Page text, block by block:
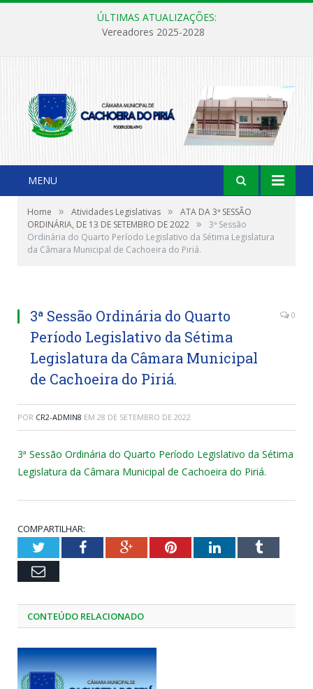
ÚLTIMAS ATUALIZAÇÕES:
Vereadores 2025-2028
MENU
Home » Atividades Legislativas »
ATA DA 3ª SESSÃO
ORDINÁRIA, DE 13 DE SETEMBRO DE 2022 »
3ª Sessão
Ordinária do Quarto Período Legislativo da Sétima Legislatura
da Câmara Municipal de Cachoeira do Piriá.
3ª Sessão Ordinária do Quarto
Período Legislativo da Sétima
Legislatura da Câmara Municipal
de Cachoeira do Piriá.
0
POR CR2-ADMIN8 EM 28 DE SETEMBRO DE 2022
3ª Sessão Ordinária do Quarto Período Legislativo da Sétima
Legislatura da Câmara Municipal de Cachoeira do Piriá.
COMPARTILHAR:
TwitterFacebookGoogle+PinterestLinkedInTumblr
Email
CONTEÚDO RELACIONADO